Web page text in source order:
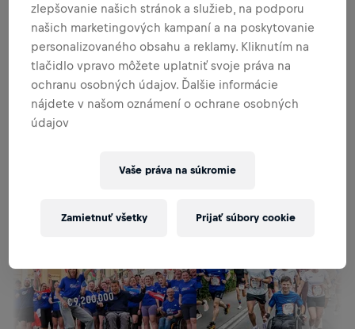
podporuje výskum miechy.
Každý krok, ktorý urobíte, nás približuje k nájdeniu lieku na
zranenie miechy. Poďme behať za tých, ktorí nemôžu dňa
9. mája 2027!
Registrácia sa otvára 5. novembra 2026 o 11:00 UTC. Hneď
vás budeme informovať, akonáhle bude aktívna.
zlepšovanie našich stránok a služieb, na podporu
našich marketingových kampaní a na poskytovanie
personalizovaného obsahu a reklamy. Kliknutím na
tlačidlo vpravo môžete uplatniť svoje práva na
ochranu osobných údajov. Ďalšie informácie
nájdete v našom oznámení o ochrane osobných
údajov
Vaše práva na súkromie
Zamietnuť všetky Prijať súbory cookie